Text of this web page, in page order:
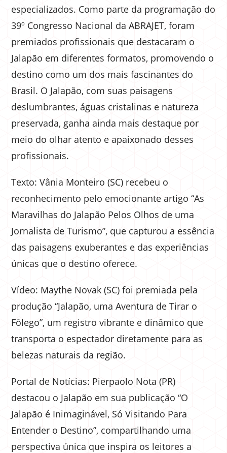
especializados. Como parte da programação do
39º Congresso Nacional da ABRAJET, foram
premiados profissionais que destacaram o
Jalapão em diferentes formatos, promovendo o
destino como um dos mais fascinantes do
Brasil. O Jalapão, com suas paisagens
deslumbrantes, águas cristalinas e natureza
preservada, ganha ainda mais destaque por
meio do olhar atento e apaixonado desses
profissionais.
Texto: Vânia Monteiro (SC) recebeu o
reconhecimento pelo emocionante artigo “As
Maravilhas do Jalapão Pelos Olhos de uma
Jornalista de Turismo”, que capturou a essência
das paisagens exuberantes e das experiências
únicas que o destino oferece.
Vídeo: Maythe Novak (SC) foi premiada pela
produção “Jalapão, uma Aventura de Tirar o
Fôlego”, um registro vibrante e dinâmico que
transporta o espectador diretamente para as
belezas naturais da região.
Portal de Notícias: Pierpaolo Nota (PR)
destacou o Jalapão em sua publicação “O
Jalapão é Inimaginável, Só Visitando Para
Entender o Destino”, compartilhando uma
perspectiva única que inspira os leitores a